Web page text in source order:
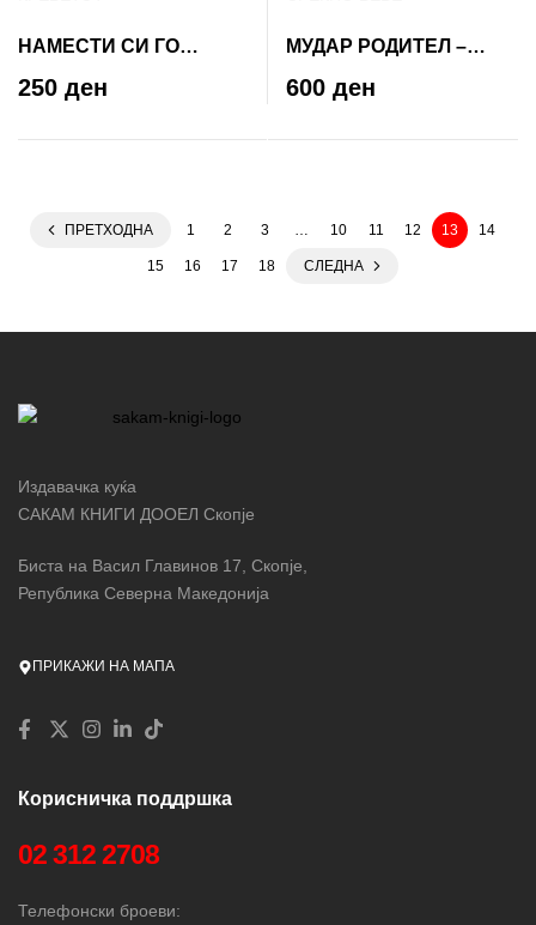
НАМЕСТИ СИ ГО
КРЕВЕТОТ
250 ден
МУДАР РОДИТЕЛ –
СРЕЌНО БЕБЕ
600 ден
ПРЕТХОДНА 1 2 3 … 10 11 12 13 14
15 16 17 18 СЛЕДНА
Издавачка куќа
САКАМ КНИГИ ДООЕЛ Скопје
Биста на Васил Главинов 17, Скопје,
Република Северна Македонија
ПРИКАЖИ НА МАПА
Корисничка поддршка
02 312 2708
Телефонски броеви: